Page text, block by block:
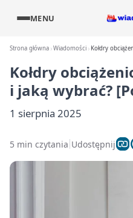
MENU
Strona główna Wiadomości Kołdry
Kołdry
i jaką wybrać?
1 sierpnia 2025
5 min czytania Udostępnij